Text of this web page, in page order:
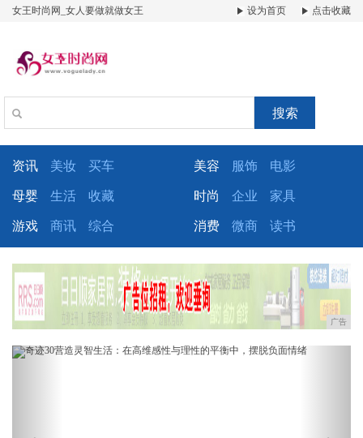
女王时尚网_女人要做就做女王 设为首页 点击收藏
搜索
资讯 美妆 买车 美容 服饰 电影
母婴 生活 收藏 时尚 企业 家具
游戏 商讯 综合 消费 微商 读书
广告
Previous